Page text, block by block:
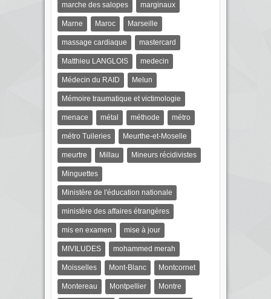
marche des salopes marginaux
Marne Maroc Marseille
massage cardiaque mastercard
Matthieu LANGLOIS medecin
Médecin du RAID Melun
Mémoire traumatique et victimologie
menace métal méthode métro
métro Tuileries Meurthe-et-Moselle
meurtre Millau Mineurs récidivistes
Minguettes
Ministère de l'éducation nationale
ministère des affaires étrangères
mis en examen mise à jour
MIVILUDES mohammed merah
Moisselles Mont-Blanc Montcornet
Montereau Montpellier Montre